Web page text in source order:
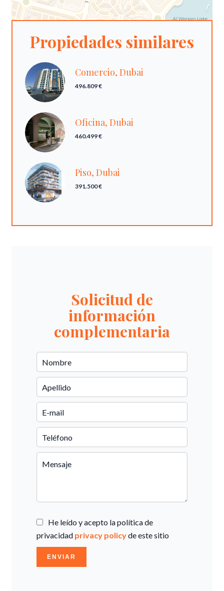
Propiedades similares
Comercio, Dubai
496.809 €
Oficina, Dubai
460.499 €
Piso, Dubai
391.500 €
Solicitud de
información
complementaria
He leído y acepto la política de
privacidad privacy policyde este sitio
ENVIAR